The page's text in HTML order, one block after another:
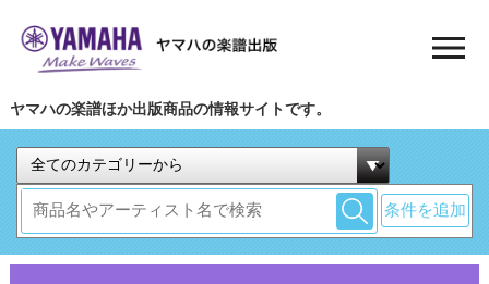
ヤマハの楽譜ほか出版商品の情報サイトです。
条件を追加